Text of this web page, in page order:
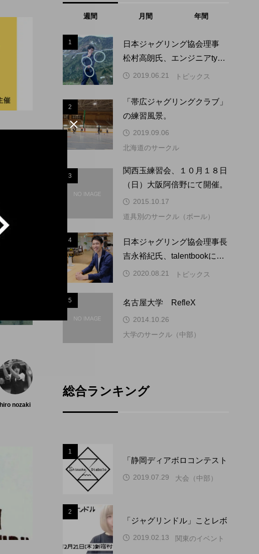
hiro nozaki
週間 月間 年間
1
日本ジャグリング協会理事
松村高朗氏、エンジニアtype
にインタビュー掲載。
2019.06.21 トピックス
2
「帯広ジャグリングクラブ」
の練習風景。
2019.09.06
北海道のサークル
3
関西玉練習会、１０月１８日
（日）大阪阿倍野にて開催。
2015.10.17
道具別のサークル（ボール）
4
日本ジャグリング協会理事長
吉永裕紀氏、talentbookにイ
ンタビュー掲載。
2020.08.21 トピックス
5 名古屋大学 RefleX
2014.10.26
大学のサークル（中部）
総合ランキング
1
「静岡ディアボロコンテスト ２０
2019.07.29 大会（中部）
2
「ジャグリンドル」ことレボリュー
2019.02.13 関東のイベント
